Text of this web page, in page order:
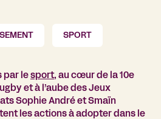
SPORT
par le sport, au cœur de la 10e
et à l’aube des Jeux
Sophie André et Smaïn
les actions à adopter dans le